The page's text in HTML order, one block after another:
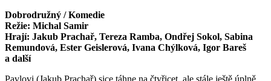
Dobrodružný / Komedie
Režie: Michal Samir
Hrají: Jakub Prachař, Tereza Ramba, Ondřej Sokol, Sabina
Remundová, Ester Geislerová, Ivana Chýlková, Igor Bareš
a další
Pavlovi (Jakub Prachař) sice táhne na čtyřicet, ale stále ještě úplně